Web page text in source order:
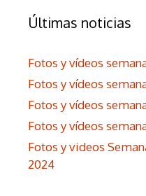
Últimas noticias
Fotos y vídeos
Fotos y vídeos
Fotos y vídeos
Fotos y vídeos
Fotos y videos
2024